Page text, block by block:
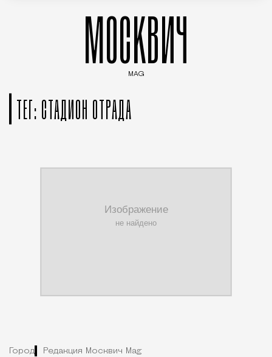
МОСКВИЧ
MAG
ТЕГ: СТАДИОН ОТРАДА
Город Редакция Москвич Mag